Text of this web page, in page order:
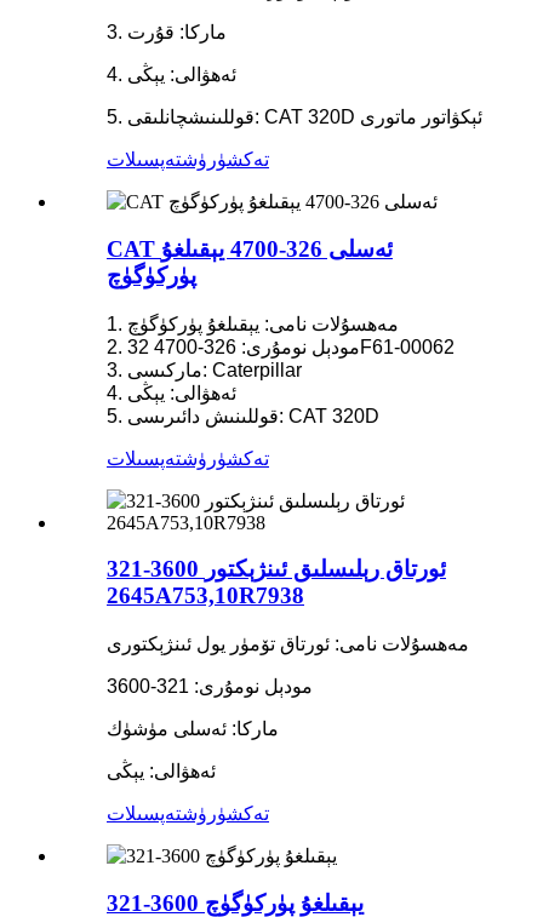
3. ماركا: قۇرت
4. ئەھۋالى: يېڭى
5. قوللىنىشچانلىقى: CAT 320D ئېكۋاتور ماتورى
تەكشۈرۈشتەپسىلات
CAT ئەسلى 326-4700 يېقىلغۇ
پۈركۈگۈچ
1. مەھسۇلات نامى: يېقىلغۇ پۈركۈگۈچ
2. مودېل نومۇرى: 326-4700 32F61-00062
3. ماركىسى: Caterpillar
4. ئەھۋالى: يېڭى
5. قوللىنىش دائىرىسى: CAT 320D
تەكشۈرۈشتەپسىلات
321-3600 ئورتاق رېلىسلىق ئىنژېكتور
2645A753,10R7938
مەھسۇلات نامى: ئورتاق تۆمۈر يول ئىنژېكتورى
مودېل نومۇرى: 321-3600
ماركا: ئەسلى مۈشۈك
ئەھۋالى: يېڭى
تەكشۈرۈشتەپسىلات
321-3600 يېقىلغۇ پۈركۈگۈچ